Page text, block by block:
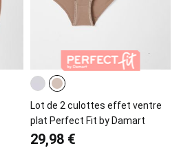
Lot de 2 culottes effet ventre
plat Perfect Fit by Damart
29,98 €